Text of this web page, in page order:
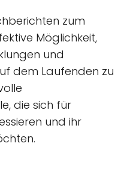
zum
Möglichkeit,
und
dem Laufenden zu
die sich für
und ihr